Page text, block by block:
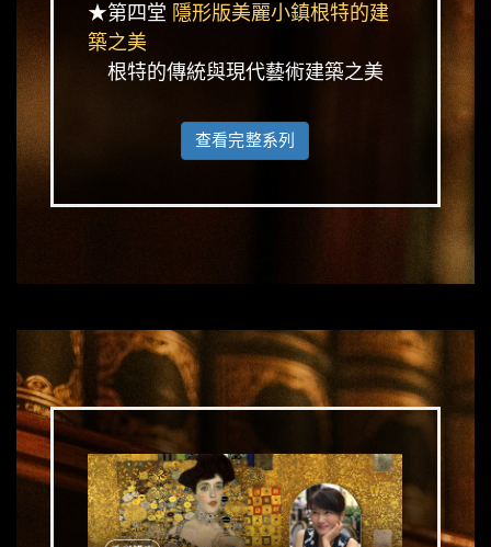
★第四堂 隱形版美麗小鎮根特的建
築之美
根特的傳統與現代藝術建築之美
查看完整系列